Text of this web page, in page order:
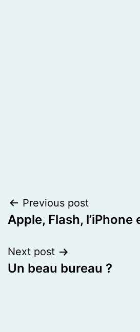
Post
navigation
Previous post
Apple, Flash, l’iPhone
Next post
Un beau bureau ?